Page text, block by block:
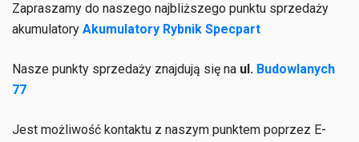
Zapraszamy do naszego najbliższego punktu sprzedaży
akumulatory Akumulatory Rybnik Specpart
Nasze punkty sprzedaży znajdują się na ul. Budowlanych
77
Jest możliwość kontaktu z naszym punktem poprzez E-